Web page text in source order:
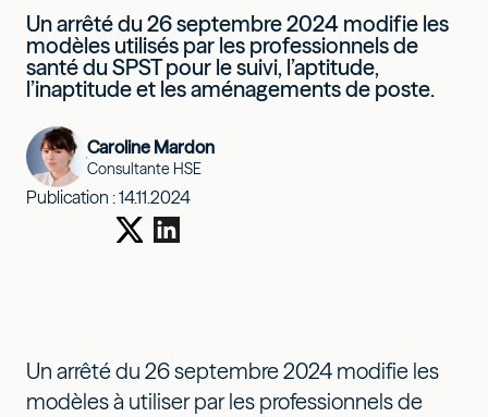
Un arrêté du 26 septembre 2024 modifie les
modèles utilisés par les professionnels de
santé du SPST pour le suivi, l’aptitude,
l’inaptitude et les aménagements de poste.
Caroline Mardon
Consultante HSE
Publication :14.11.2024
Un arrêté du 26 septembre 2024 modifie les
modèles à utiliser par les professionnels de